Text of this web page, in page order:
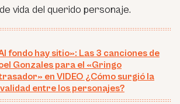
vida del querido personaje.
fondo hay sitio»: Las 3 canciones de
Gonzales para el «Gringo
en VIDEO ¿Cómo surgió la
entre los personajes?